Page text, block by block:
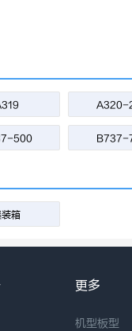
A320-
500 B737-
箱
更多
机型板型